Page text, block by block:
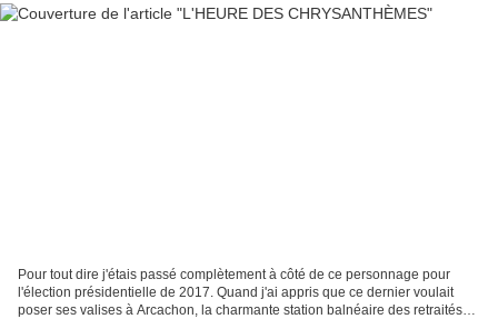
Pour tout dire j'étais passé complètement à côté de ce personnage pour
l'élection présidentielle de 2017. Quand j'ai appris que ce dernier voulait
poser ses valises à Arcachon, la charmante station balnéaire des retraités